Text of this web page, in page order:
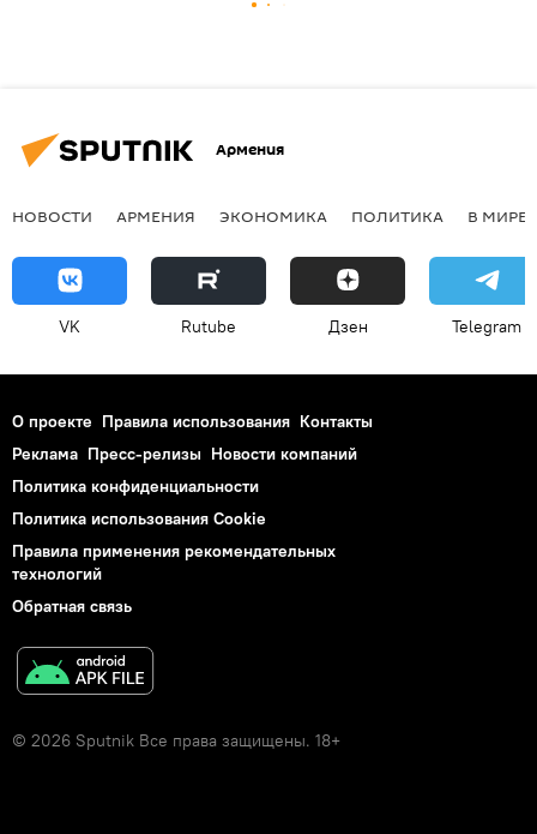
Армения
НОВОСТИ АРМЕНИЯ ЭКОНОМИКА ПОЛИТИКА В МИРЕ
VK Rutube Дзен Telegram
О проекте Правила использования Контакты
Реклама Пресс-релизы Новости компаний
Политика конфиденциальности
Политика использования Cookie
Правила применения рекомендательных
технологий
Обратная связь
© 2026 Sputnik Все права защищены. 18+